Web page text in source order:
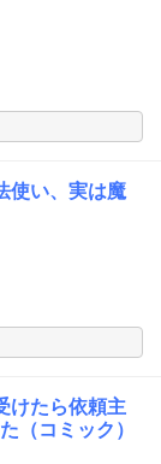
使い、実は魔
けたら依頼主
（コミック）